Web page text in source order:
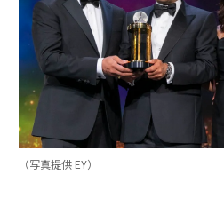
（写真提供 EY）